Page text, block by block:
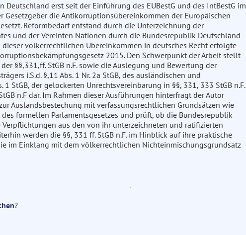
Deutschland erst seit der Einführung des EUBestG und des IntBestG im
Gesetzgeber die Antikorruptionsübereinkommen der Europäischen
Reformbedarf entstand durch die Unterzeichnung der
und der Vereinten Nationen durch die Bundesrepublik Deutschland
völkerrechtlichen Übereinkommen in deutsches Recht erfolgte
2015. Den Schwerpunkt der Arbeit stellt
§§,331,ff. StGB n.F. sowie die Auslegung und Bewertung der
i.S.d. §,11 Abs. 1 Nr. 2a StGB, des ausländischen und
StGB, der gelockerten Unrechtsvereinbarung in §§, 331, 333 StGB n.F.
n.F dar. Im Rahmen dieser Ausführungen hinterfragt der Autor
Auslandsbestechung mit verfassungsrechtlichen Grundsätzen wie
formellen Parlamentsgesetzes und prüft, ob die Bundesrepublik
aus den von ihr unterzeichneten und ratifizierten
werden die §§, 331 ff. StGB n.F. im Hinblick auf ihre praktische
im Einklang mit dem völkerrechtlichen Nichteinmischungsgrundsatz
?